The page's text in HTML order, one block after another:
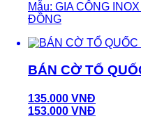
Mẫu: GIA CÔNG
ĐỒNG
BÁN CỜ TỔ
135.000 VNĐ
153.000 VNĐ